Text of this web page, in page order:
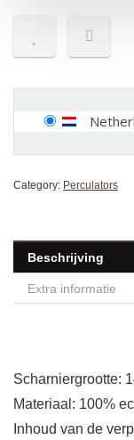
Category: Perculators
Beschrijving
Extra informatie
Scharniergrootte:
Materiaal: 100%
Inhoud van de